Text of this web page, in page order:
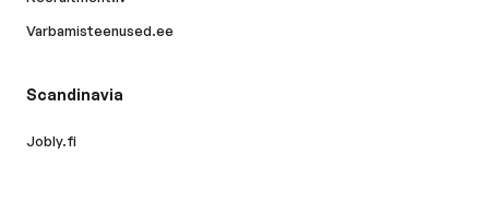
Varbamisteenused.ee
Scandinavia
Jobly.fi